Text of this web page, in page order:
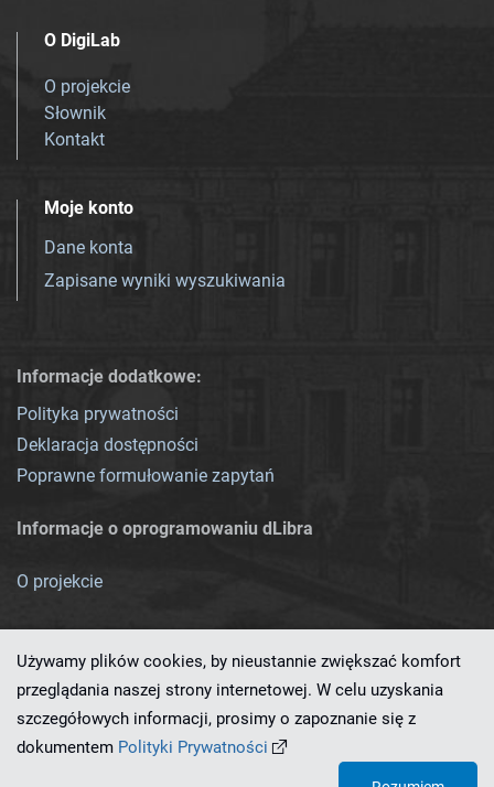
O DigiLab
O projekcie
Słownik
Kontakt
Moje konto
Dane konta
Zapisane wyniki wyszukiwania
Informacje dodatkowe:
Polityka prywatności
Deklaracja dostępności
Poprawne formułowanie zapytań
Informacje o oprogramowaniu dLibra
O projekcie
Ten serwis działa dzięki oprogramowaniu
Używamy plików cookies, by nieustannie zwiększać komfort
przeglądania naszej strony internetowej. W celu uzyskania
szczegółowych informacji, prosimy o zapoznanie się z
dokumentem Polityki Prywatności